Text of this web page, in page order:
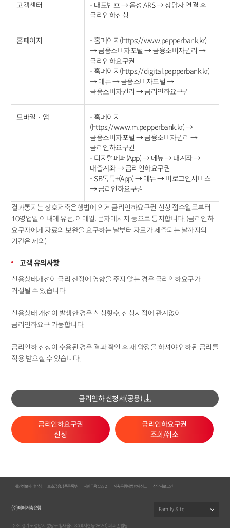
고객센터
- 대표번호 → 음성 ARS → 상담사 연결 후
금리인하신청
홈페이지
- 홈페이지(https://www.pepperbank.kr)
→ 금융소비자포털 → 금융소비자권리 →
금리인하요구권
- 홈페이지(https://digital.pepperbank.kr)
→ 메뉴 → 금융소비자포털 →
금융소비자권리 → 금리인하요구권
모바일‧앱
- 홈페이지
(https://www.m.pepperbank.kr) →
금융소비자포털 → 금융소비자권리 →
금리인하요구권
- 디지털페퍼(App) → 메뉴 → 내계좌 →
대출계좌 → 금리인하요구권
- SB톡톡+(App) → 메뉴 → 비로그인서비스
→ 금리인하요구권
결과통지는 상호저축은행법에 의거 금리인하요구권 신청 접수일로부터
10영업일 이내에 유선, 이메일, 문자메시지 등으로 통지합니다. (금리인하
요구자에게 자료의 보완을 요구하는 날부터 자료가 제출되는 날까지의
기간은 제외)
고객 유의사항
신용상태개선이 금리 산정에 영향을 주지 않는 경우 금리인하요구가
거절될 수 있습니다
신용상태 개선이 발생한 경우 신청횟수, 신청시점에 관계없이
금리인하요구 가능합니다.
금리인하 신청이 수용된 경우 결과 확인 후 재 약정을 하셔야 인하된 금리를
적용 받으실 수 있습니다.
금리인하 신청서(공용)
금리인하요구권
신청
금리인하요구권
조회/취소
개인정보처리방침 보호금융상품등록부 서민금융 1332 저축은행위법행위신고 상담사로그인
(주)페퍼저축은행
주소 : 경기도 성남시 분당구 황새울로 340(서현동 262-1) 페퍼존빌딩